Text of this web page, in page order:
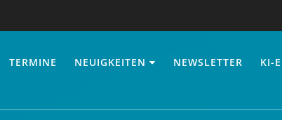
TERMINE NEUIGKEITEN NEWSLETTER KI-